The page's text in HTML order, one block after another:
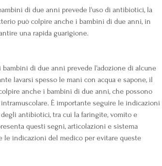
di due anni prevede l'uso di antibiotici, la
può colpire anche i bambini di due anni, in
una rapida guarigione.
di due anni prevede l'adozione di alcune
lavarsi spesso le mani con acqua e sapone, il
anche i bambini di due anni, che possono
È importante seguire le indicazioni
antibiotici, tra cui la faringite, vomito e
questi segni, articolazioni e sistema
le indicazioni del medico per evitare queste